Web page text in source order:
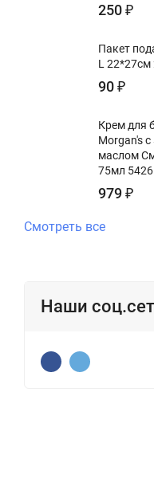
250₽
Пакет
L 22*27см
90₽
Крем для
Morgan's
маслом
75мл
979₽
Смотреть все
Наши